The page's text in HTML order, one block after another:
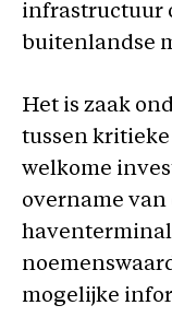
infrastructuur
buitenlandse
Het is zaak
tussen
welkome
overname van
haventerminal
mogelijke